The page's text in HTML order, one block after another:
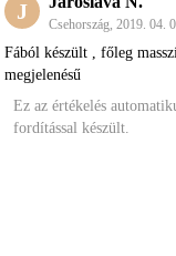
J
Csehország 2019. 04.
Fából készült , főleg
megjelenésű
Ez az értékelés
fordítással készült.